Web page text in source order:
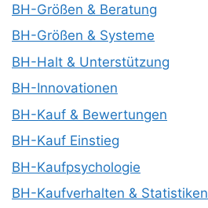
BH-Größen & Beratung
BH-Größen & Systeme
BH-Halt & Unterstützung
BH-Innovationen
BH-Kauf & Bewertungen
BH-Kauf Einstieg
BH-Kaufpsychologie
BH-Kaufverhalten & Statistiken